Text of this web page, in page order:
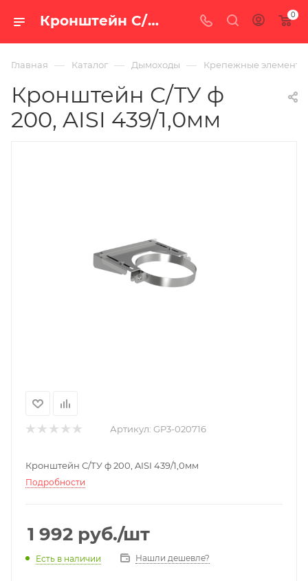
Кронштейн С/ТУ ф 200, AISI 439/1,0мм — купить в Екатеринбурге по цене 1 992 руб. в интернет-магазине «100 печей.ру» 0
Главная — Каталог — Дымоходы — Крепежные
Кронштейн С/ТУ ф
200, AISI 439/1,0мм
Артикул: GP3-020716
Кронштейн С/ТУ ф 200, AISI 439/1,0мм
Подробности
1 992 руб./шт
Есть в наличии Нашли дешевле?